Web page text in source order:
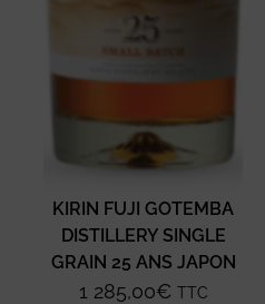
KIRIN FUJI GOTEMBA
DISTILLERY SINGLE
GRAIN 25 ANS JAPON
1 285,00€ TTC